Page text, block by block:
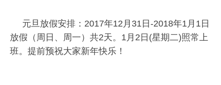
元旦放假安排 ： 2017年12月31日-2018年1月1 日
放假（周日、周一）共2天。1月2日(星期二)照常上
班。提前预祝大家新年快乐！